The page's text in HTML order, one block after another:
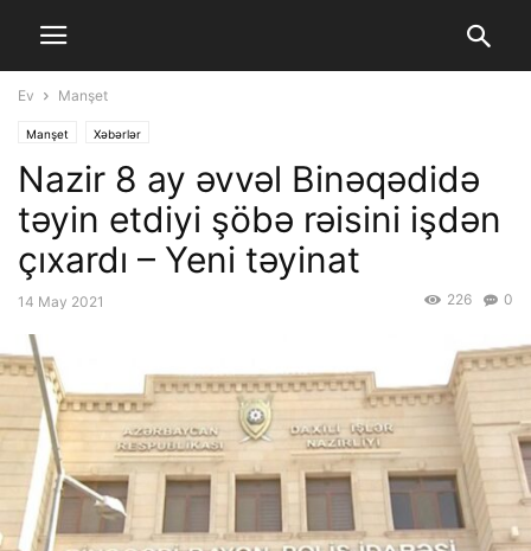
Ev Manşet
Manşet Xəbərlər
Nazir 8 ay əvvəl Binəqədidə
təyin etdiyi şöbə rəisini işdən
çıxardı – Yeni təyinat
14 May 2021 0
226